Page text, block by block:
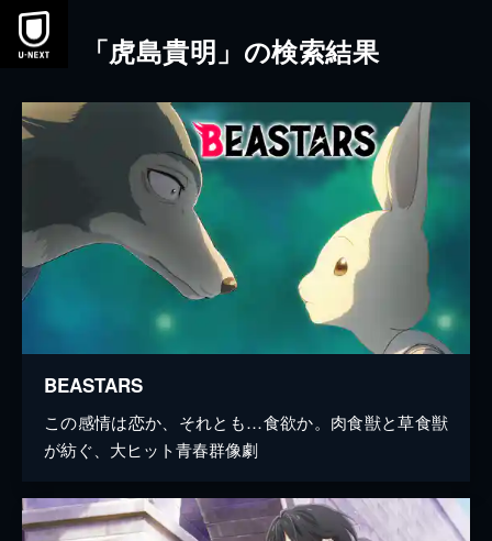
本文へスキップ
「虎島貴明」の検索結果
BEASTARS
この感情は恋か、それとも…食欲か。肉食獣と草食獣
が紡ぐ、大ヒット青春群像劇